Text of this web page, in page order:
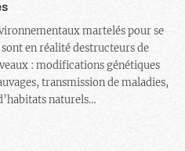
martelés pour se
en réalité destructeurs de
: modifications génétiques
transmission de maladies,
naturels…